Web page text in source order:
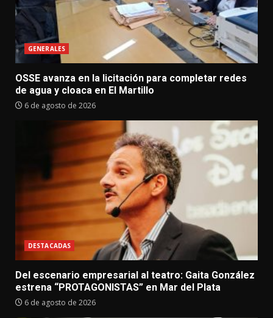
GENERALES
OSSE avanza en la licitación para completar redes
de agua y cloaca en El Martillo
6 de agosto de 2026
DESTACADAS
Del escenario empresarial al teatro: Gaita González
estrena “PROTAGONISTAS” en Mar del Plata
6 de agosto de 2026